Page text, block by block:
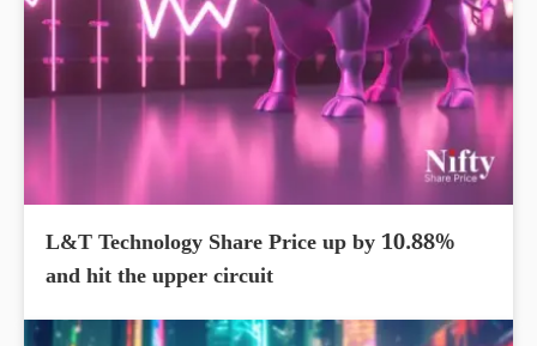
L&T Technology Share Price up by 10.88%
and hit the upper circuit